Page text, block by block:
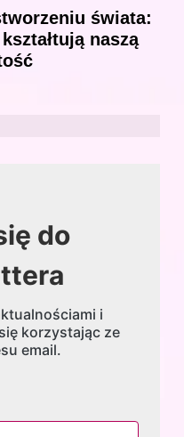
świata:
naszą
do
i
korzystając ze
email.